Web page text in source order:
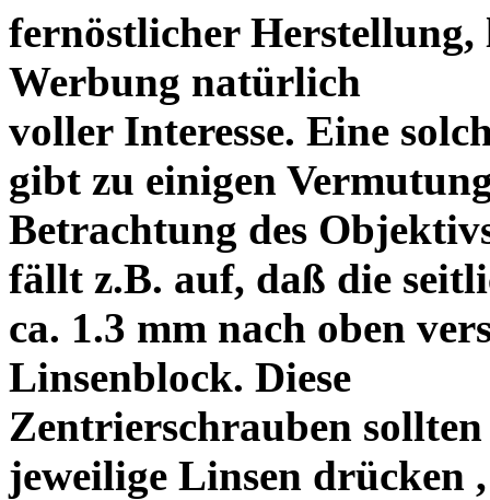
fernöstlicher Herstellung,
Werbung natürlich
voller Interesse. Eine
gibt zu einigen
Betrachtung des
fällt z.B. auf, daß die
ca. 1.3 mm nach oben
Linsenblock. Diese
Zentrierschrauben
jeweilige Linsen drücken